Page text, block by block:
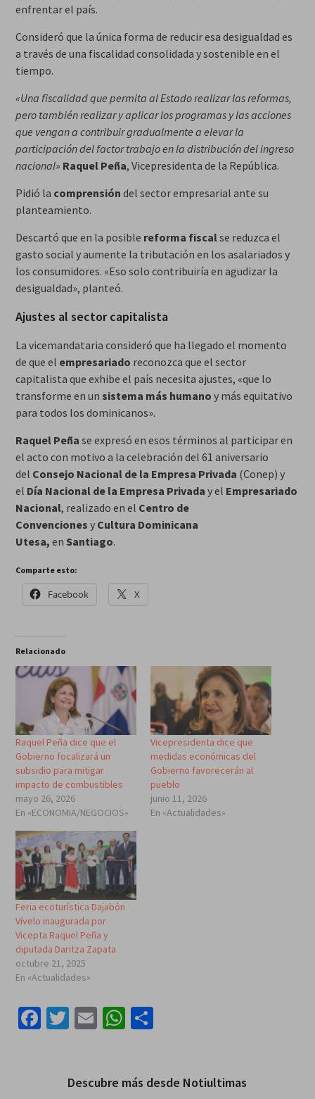
enfrentar el país.
Consideró que la única forma de reducir esa desigualdad es
a través de una fiscalidad consolidada y sostenible en el
tiempo.
«Una fiscalidad que permita al Estado realizar las reformas,
pero también realizar y aplicar los programas y las acciones
que vengan a contribuir gradualmente a elevar la
participación del factor trabajo en la distribución del ingreso
nacional» Raquel Peña, Vicepresidenta de la República.
Pidió la comprensión del sector empresarial ante su
planteamiento.
Descartó que en la posible reforma fiscal se reduzca el
gasto social y aumente la tributación en los asalariados y
los consumidores. «Eso solo contribuiría en agudizar la
desigualdad», planteó.
Ajustes al sector capitalista
La vicemandataria consideró que ha llegado el momento
de que el empresariado reconozca que el sector
capitalista que exhibe el país necesita ajustes, «que lo
transforme en un sistema más humano y más equitativo
para todos los dominicanos».
Raquel Peña se expresó en esos términos al participar en
el acto con motivo a la celebración del 61 aniversario
del Consejo Nacional de la Empresa Privada (Conep) y
el Día Nacional de la Empresa Privada y el Empresariado
Nacional, realizado en el Centro de
Convenciones y Cultura Dominicana
Utesa, en Santiago.
Comparte esto:
Facebook X
Relacionado
Raquel Peña dice que el
Gobierno focalizará un
subsidio para mitigar
impacto de combustibles
mayo 26, 2026
En «ECONOMIA/NEGOCIOS»
Vicepresidenta dice que
medidas económicas del
Gobierno favorecerán al
pueblo
junio 11, 2026
En «Actualidades»
Feria ecoturística Dajabón
Vívelo inaugurada por
Vicepta Raquel Peña y
diputada Daritza Zapata
octubre 21, 2025
En «Actualidades»
Facebook
Twitter
EmailWhatsApp
Compartir
Descubre más desde Notiultimas